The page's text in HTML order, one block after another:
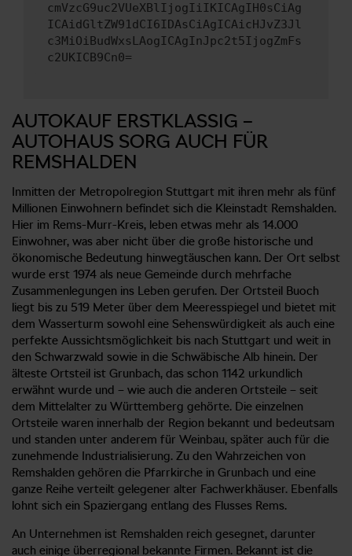
cmVzcG9uc2VUeXBlIjogIiIKICAgIH0sCiAg
ICAidGltZW91dCI6IDAsCiAgICAicHJvZ3Jl
c3MiOiBudWxsLAogICAgInJpc2t5IjogZmFs
c2UKICB9Cn0=
AUTOKAUF ERSTKLASSIG –
AUTOHAUS SORG AUCH FÜR
REMSHALDEN
Inmitten der Metropolregion Stuttgart mit ihren mehr als fünf
Millionen Einwohnern befindet sich die Kleinstadt Remshalden.
Hier im Rems-Murr-Kreis, leben etwas mehr als 14.000
Einwohner, was aber nicht über die große historische und
ökonomische Bedeutung hinwegtäuschen kann. Der Ort selbst
wurde erst 1974 als neue Gemeinde durch mehrfache
Zusammenlegungen ins Leben gerufen. Der Ortsteil Buoch
liegt bis zu 519 Meter über dem Meeresspiegel und bietet mit
dem Wasserturm sowohl eine Sehenswürdigkeit als auch eine
perfekte Aussichtsmöglichkeit bis nach Stuttgart und weit in
den Schwarzwald sowie in die Schwäbische Alb hinein. Der
älteste Ortsteil ist Grunbach, das schon 1142 urkundlich
erwähnt wurde und – wie auch die anderen Ortsteile – seit
dem Mittelalter zu Württemberg gehörte. Die einzelnen
Ortsteile waren innerhalb der Region bekannt und bedeutsam
und standen unter anderem für Weinbau, später auch für die
zunehmende Industrialisierung. Zu den Wahrzeichen von
Remshalden gehören die Pfarrkirche in Grunbach und eine
ganze Reihe verteilt gelegener alter Fachwerkhäuser. Ebenfalls
lohnt sich ein Spaziergang entlang des Flusses Rems.
An Unternehmen ist Remshalden reich gesegnet, darunter
auch einige überregional bekannte Firmen. Bekannt ist die